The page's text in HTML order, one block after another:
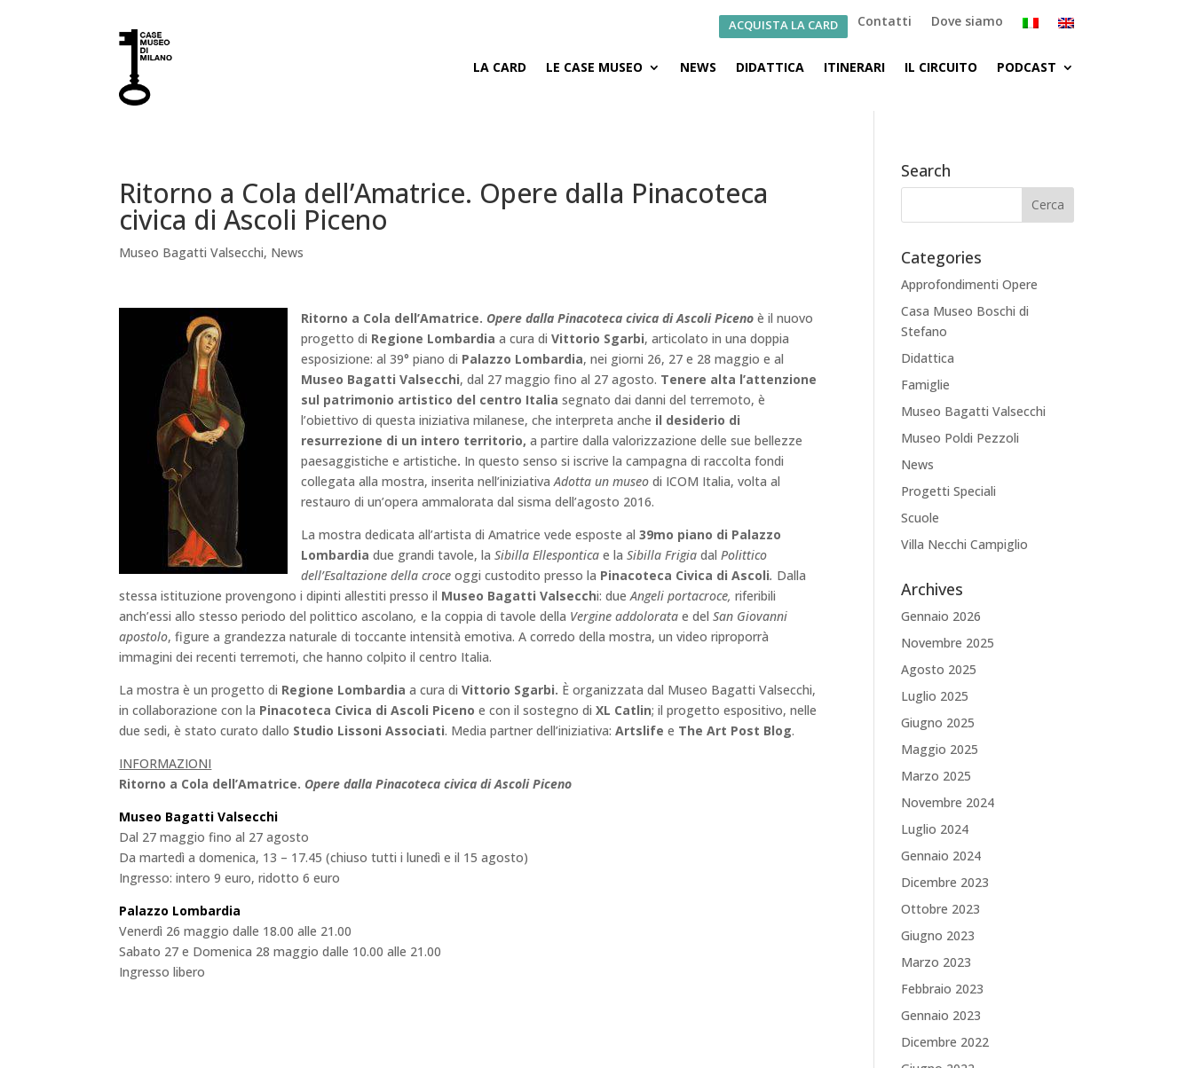
ACQUISTA LA CARD Contatti Dove siamo
LA CARD LE CASE MUSEO NEWS DIDATTICA ITINERARI IL CIRCUITO PODCAST
Ritorno a Cola dell’Amatrice. Opere dalla Pinacoteca
civica di Ascoli Piceno
Museo Bagatti Valsecchi, News
Ritorno a Cola dell’Amatrice. Opere dalla Pinacoteca civica di Ascoli Piceno è il nuovo
progetto di Regione Lombardia a cura diVittorio Sgarbi, articolato in una doppia
esposizione: al 39° piano di Palazzo Lombardia, nei giorni 26, 27 e 28 maggio e al
Museo Bagatti Valsecchi, dal 27 maggio fino al 27 agosto. Tenere alta l’attenzione
sul patrimonio artistico del centro Italia segnato dai danni del terremoto, è
l’obiettivo di questa iniziativa milanese, che interpreta anche il desiderio di
resurrezione di un intero territorio,a partire dalla valorizzazione delle sue bellezze
paesaggistiche e artistiche. In questo senso si iscrive la campagna di raccolta fondi
collegata alla mostra, inserita nell’iniziativaAdotta un museodi ICOM Italia, volta al
restauro di un’opera ammalorata dal sisma dell’agosto 2016.
La mostra dedicata all’artista di Amatrice vede esposte al39mo piano di Palazzo
Lombardia due grandi tavole, laSibilla Ellespontica e laSibilla FrigiadalPolittico
dell’Esaltazione della croceoggi custodito presso la Pinacoteca Civica di Ascoli. Dalla
stessa istituzione provengono i dipinti allestiti presso il Museo Bagatti Valsecchi: dueAngeli portacroce,riferibili
anch’essi allo stesso periodo del polittico ascolano,e la coppia di tavole della Vergine addolorata e delSan Giovanni
apostolo, figure a grandezza naturale di toccante intensità emotiva. A corredo della mostra, un video riproporrà
immagini dei recenti terremoti, che hanno colpito il centro Italia.
La mostra è un progetto di Regione Lombardia a cura diVittorio Sgarbi. È organizzata dal Museo Bagatti Valsecchi,
in collaborazione con la Pinacoteca Civica di Ascoli Piceno e con il sostegno diXL Catlin; il progetto espositivo, nelle
due sedi, è stato curato dallo Studio Lissoni Associati. Media partner dell’iniziativa:Artslife e The Art Post Blog.
INFORMAZIONI
Ritorno a Cola dell’Amatrice. Opere dalla Pinacoteca civica di Ascoli Piceno
Museo Bagatti Valsecchi
Dal 27 maggio fino al 27 agosto
Da martedì a domenica, 13 – 17.45 (chiuso tutti i lunedì e il 15 agosto)
Ingresso: intero 9 euro, ridotto 6 euro
Palazzo Lombardia
Venerdì 26 maggio dalle 18.00 alle 21.00
Sabato 27 e Domenica 28 maggio dalle 10.00 alle 21.00
Ingresso libero
Search
Categories
Approfondimenti Opere
Casa Museo Boschi di
Stefano
Didattica
Famiglie
Museo Bagatti Valsecchi
Museo Poldi Pezzoli
News
Progetti Speciali
Scuole
Villa Necchi Campiglio
Archives
Gennaio 2026
Novembre 2025
Agosto 2025
Luglio 2025
Giugno 2025
Maggio 2025
Marzo 2025
Novembre 2024
Luglio 2024
Gennaio 2024
Dicembre 2023
Ottobre 2023
Giugno 2023
Marzo 2023
Febbraio 2023
Gennaio 2023
Dicembre 2022